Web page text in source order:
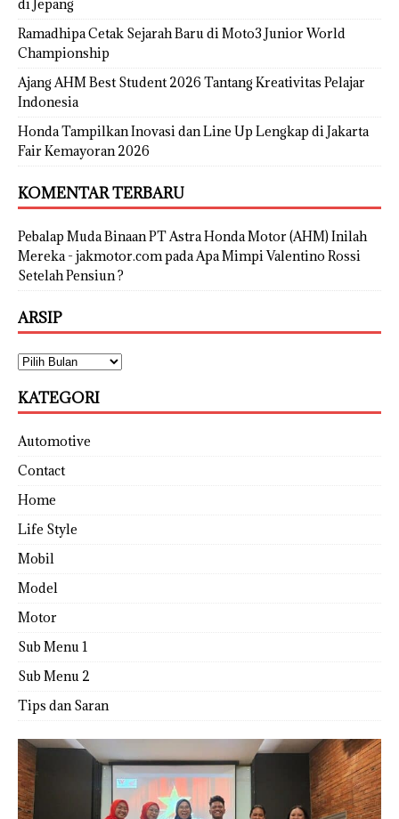
di Jepang
Ramadhipa Cetak Sejarah Baru di Moto3 Junior World
Championship
Ajang AHM Best Student 2026 Tantang Kreativitas Pelajar
Indonesia
Honda Tampilkan Inovasi dan Line Up Lengkap di Jakarta
Fair Kemayoran 2026
KOMENTAR TERBARU
Pebalap Muda Binaan PT Astra Honda Motor (AHM) Inilah
Mereka - jakmotor.compadaApa Mimpi Valentino Rossi
Setelah Pensiun ?
ARSIP
KATEGORI
Automotive
Contact
Home
Life Style
Mobil
Model
Motor
Sub Menu 1
Sub Menu 2
Tips dan Saran